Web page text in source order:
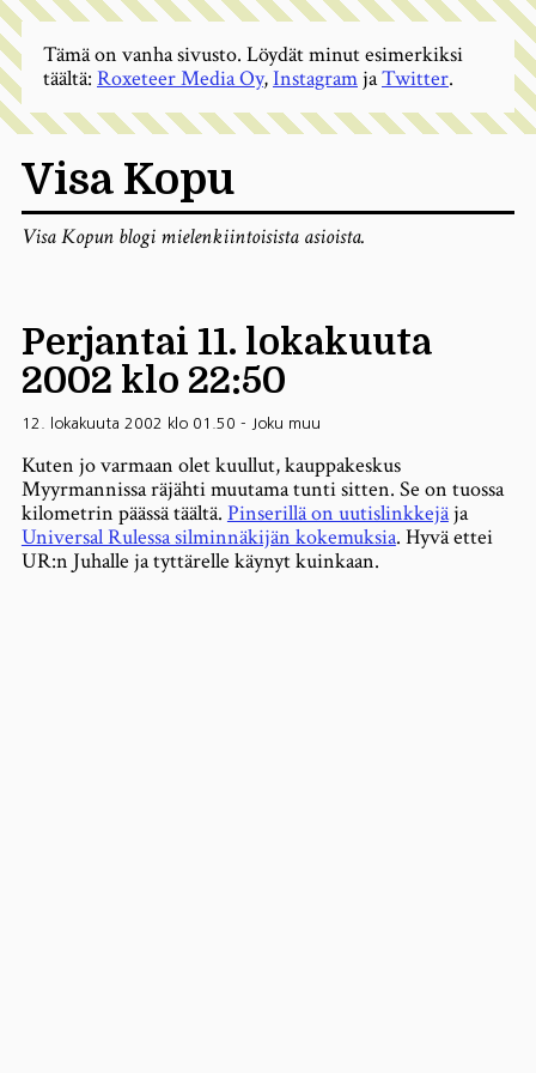
Visa Kopu
Visa Kopun blogi mielenkiintoisista asioista.
Perjantai 11. lokakuuta
2002 klo 22:50
12. lokakuuta 2002 klo 01.50 - Joku muu
Kuten jo varmaan olet kuullut, kauppakeskus
Myyrmannissa räjähti muutama tunti sitten. Se on tuossa
kilometrin päässä täältä. Pinserillä on uutislinkkejäja
Universal Rulessa silminnäkijän kokemuksia. Hyvä ettei
UR:n Juhalle ja tyttärelle käynyt kuinkaan.
Tämä on vanha sivusto. Löydät minut esimerkiksi
täältä: Roxeteer Media Oy,InstagramjaTwitter.